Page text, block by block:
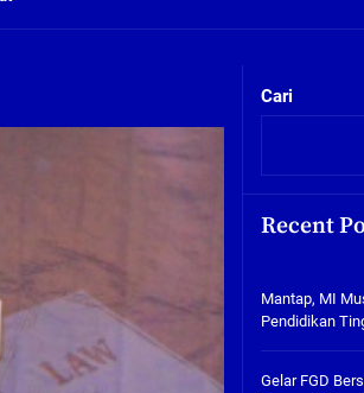
Pansel Dan Minta Ada Pakta Integritas
Cari
Recent
Mantap, MI
Pendidikan
Gelar FGD